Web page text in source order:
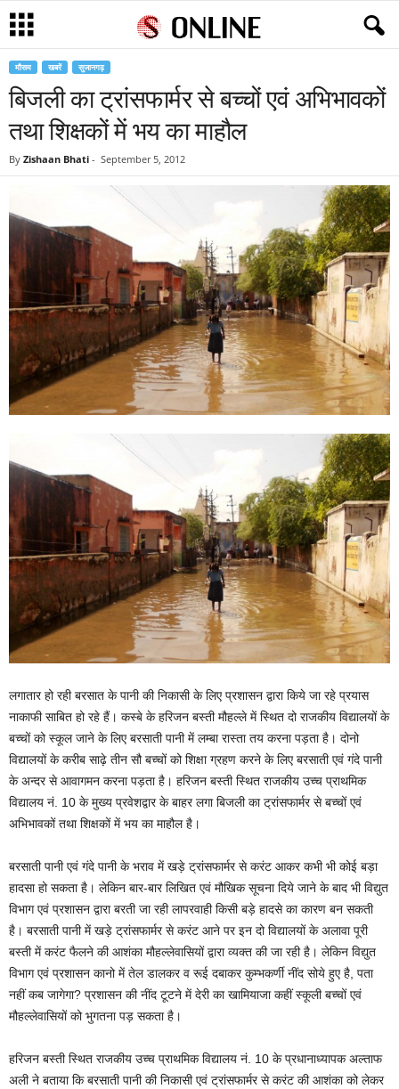
मौसम खबरें सुजानगढ़
बिजली का ट्रांसफार्मर से बच्चों एवं अभिभावकों
तथा शिक्षकों में भय का माहौल
By Zishaan Bhati - September 5, 2012
लगातार हो रही बरसात के पानी की निकासी के लिए प्रशासन द्वारा किये जा रहे प्रयास
नाकाफी साबित हो रहे हैं। कस्बे के हरिजन बस्ती मौहल्ले में स्थित दो राजकीय विद्यालयों के
बच्चों को स्कूल जाने के लिए बरसाती पानी में लम्बा रास्ता तय करना पड़ता है। दोनो
विद्यालयों के करीब साढ़े तीन सौ बच्चों को शिक्षा ग्रहण करने के लिए बरसाती एवं गंदे पानी
के अन्दर से आवागमन करना पड़ता है। हरिजन बस्ती स्थित राजकीय उच्च प्राथमिक
विद्यालय नं. 10 के मुख्य प्रवेशद्वार के बाहर लगा बिजली का ट्रांसफार्मर से बच्चों एवं
अभिभावकों तथा शिक्षकों में भय का माहौल है।
बरसाती पानी एवं गंदे पानी के भराव में खड़े ट्रांसफार्मर से करंट आकर कभी भी कोई बड़ा
हादसा हो सकता है। लेकिन बार-बार लिखित एवं मौखिक सूचना दिये जाने के बाद भी विद्युत
विभाग एवं प्रशासन द्वारा बरती जा रही लापरवाही किसी बड़े हादसे का कारण बन सकती
है। बरसाती पानी में खड़े ट्रांसफार्मर से करंट आने पर इन दो विद्यालयों के अलावा पूरी
बस्ती में करंट फैलने की आशंका मौहल्लेवासियों द्वारा व्यक्त की जा रही है। लेकिन विद्युत
विभाग एवं प्रशासन कानो में तेल डालकर व रूई दबाकर कुम्भकर्णी नींद सोये हुए है, पता
नहीं कब जागेगा? प्रशासन की नींद टूटने में देरी का खामियाजा कहीं स्कूली बच्चों एवं
मौहल्लेवासियों को भुगतना पड़ सकता है।
हरिजन बस्ती स्थित राजकीय उच्च प्राथमिक विद्यालय नं. 10 के प्रधानाध्यापक अल्ताफ
अली ने बताया कि बरसाती पानी की निकासी एवं ट्रांसफार्मर से करंट की आशंका को लेकर